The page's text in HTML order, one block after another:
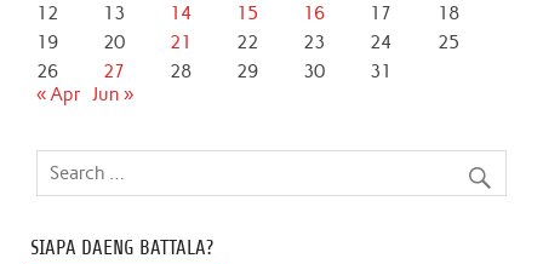
12 13 14 15 16 17
18
19
20 21 22 23 24
25
26
27 28 29 30
31
« Apr Jun »
SIAPA DAENG BATTALA?